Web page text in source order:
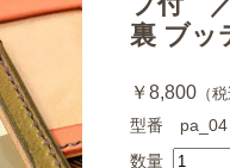
裏 ブッ
￥8,800 （
型番 pa_04
数量